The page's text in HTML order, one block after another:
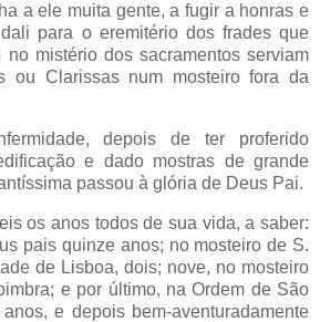
a ele muita gente, a fugir a honras e
para o eremitério dos frades que
mistério dos sacramentos serviam
ou Clarissas num mosteiro fora da
depois de ter proferido
e dado mostras de grande
passou à glória de Deus Pai.
os anos todos de sua vida, a saber:
pais quinze anos; no mosteiro de S.
de Lisboa, dois; nove, no mosteiro
e por último, na Ordem de São
e depois bem-aventuradamente